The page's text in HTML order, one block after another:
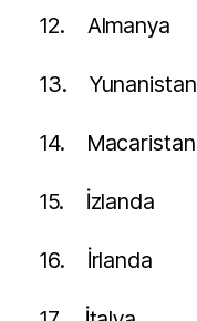
12. Almanya
13. Yunanistan
14. Macaristan
15. İzlanda
16. İrlanda